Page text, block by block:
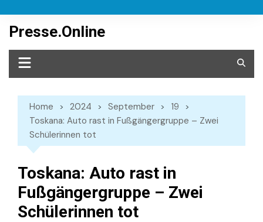
content
Presse.Online
Home 2024 September
19
Toskana: Auto rast in Fußgängergruppe – Zwei
Schülerinnen tot
Toskana: Auto rast in
Fußgängergruppe – Zwei
Schülerinnen tot